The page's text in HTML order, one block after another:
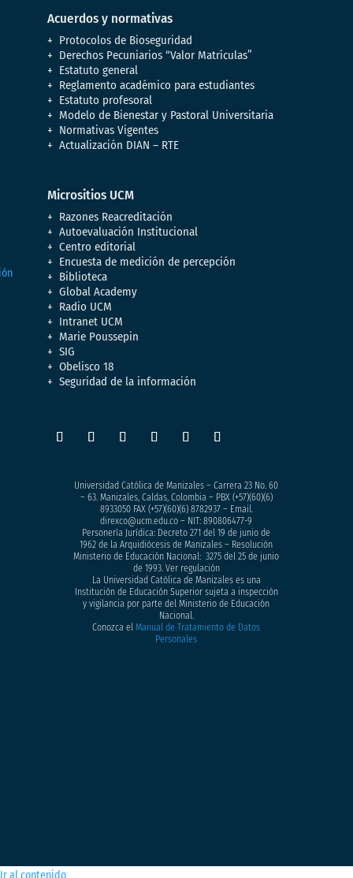
Acuerdos y normativas
Protocolos de Bioseguridad
Derechos Pecuniarios “Valor Matrículas”
Estatuto general
Reglamento académico para estudiantes
Estatuto profesoral
Modelo de Bienestar y Pastoral Universitaria
Normativas Vigentes
Actualización DIAN – RTE
Micrositios UCM
Razones Reacreditación
Autoevaluación Institucional
Centro editorial
Encuesta de medición de percepción
Biblioteca
Global Academy
Radio UCM
Intranet UCM
Marie Poussepin
SIG
Obelisco 18
Seguridad de la información
Universidad Católica de Manizales – Carrera 23 No. 60
– 63. Manizales, Caldas, Colombia – PBX (+57)(60)(6)
8933050FAX (+57)(60)(6) 8782937 – Email.
direxco@ucm.edu.co – NIT: 890806477-9
Personería Jurídica: Decreto 271 del 19 de junio de
1962 de la Arquidiócesis de Manizales – Resolución
Ministerio de Educación Nacional: 3275 del 25 de junio
de 1993. Ver regulación
La Universidad Católica de Manizales es una
Institución de Educación Superior sujeta a inspección
y vigilancia por parte del Ministerio de Educación
Nacional.
Conozca elManual de Tratamiento de Datos
Personales
Ir al contenido